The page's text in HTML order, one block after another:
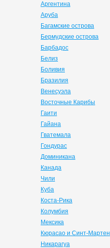
Аргентина
Аруба
Багамские острова
Бермудские острова
Барбадос
Белиз
Боливия
Бразилия
Венесуэла
Восточные Карибы
Гаити
Гайана
Гватемала
Гондурас
Доминикана
Канада
Чили
Куба
Коста-Рика
Колумбия
Мексика
Кюрасао и Синт-Мартен
Никарагуа